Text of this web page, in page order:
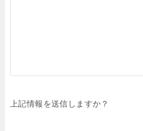
上記情報を送信しますか？